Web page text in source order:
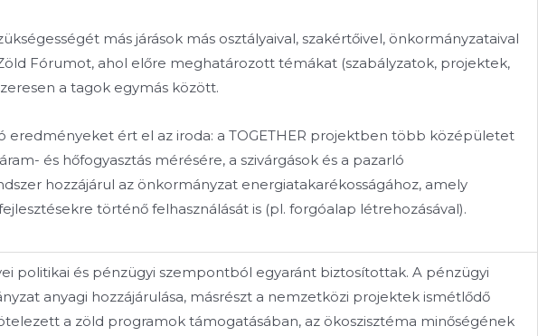
más járások más osztályaival, szakértőivel, önkormányzataival
Fórumot, ahol előre meghatározott témákat (szabályzatok, projektek,
a tagok egymás között.
ért el az iroda: a TOGETHER projektben több középületet
és hőfogyasztás mérésére, a szivárgások és a pazarló
hozzájárul az önkormányzat energiatakarékosságához, amely
történő felhasználását is (pl. forgóalap létrehozásával).
politikai és pénzügyi szempontból egyaránt biztosítottak. A pénzügyi
anyagi hozzájárulása, másrészt a nemzetközi projektek ismétlődő
a zöld programok támogatásában, az ökoszisztéma minőségének